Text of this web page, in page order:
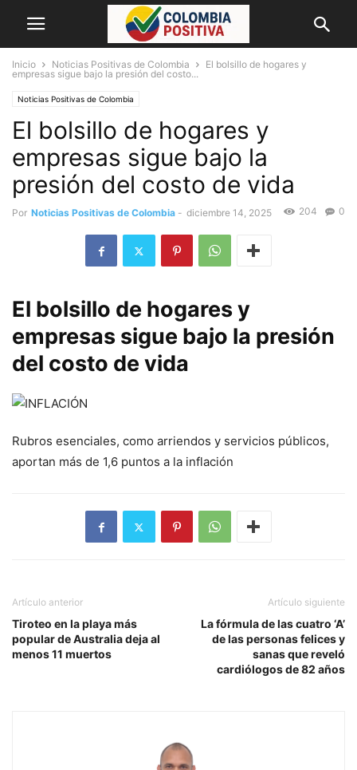
Inicio Noticias Positivas de Colombia
El bolsillo de hogares y
empresas sigue bajo la presión del costo...
Noticias Positivas de Colombia
El bolsillo de hogares y
empresas sigue bajo la
presión del costo de vida
Por Noticias Positivas de Colombia - diciembre 14, 2025 0
204
El bolsillo de hogares y
empresas sigue bajo la presión
del costo de vida
Rubros esenciales, como arriendos y servicios públicos,
aportan más de 1,6 puntos a la inflación
Artículo anterior
Tiroteo en la playa más
popular de Australia deja al
menos 11 muertos
Artículo siguiente
La fórmula de las cuatro ‘A’
de las personas felices y
sanas que reveló
cardiólogos de 82 años